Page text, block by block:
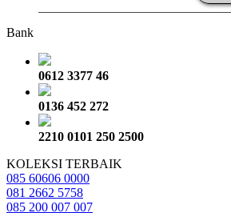
Bank
0612 3377 46
0136 452 272
2210 0101 250 2500
KOLEKSI TERBAIK
085 60606 0000
081 2662 5758
085 200 007 007